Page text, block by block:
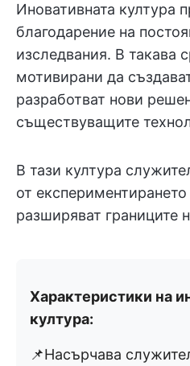
Иновативната култура
благодарение на
изследвания. В такава
мотивирани да
разработват нови
съществуващите
В тази култура
от
разширяват границите
Характеристики на
култура:
📌Насърчава